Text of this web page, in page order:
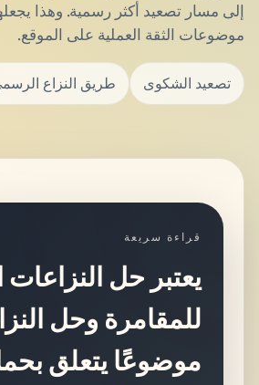
إلى مسار تصعيد أكثر رسمية. وهذا
موضوعات الثقة العملية على الموقع.
تصعيد الشكوى طريق النزاع
قراءة سريعة
يعتبر حل النزاعات
للمقامرة وحل
موضوعًا يتعلق